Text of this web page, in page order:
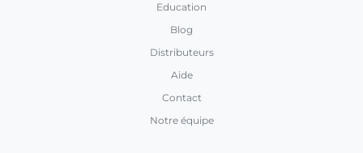
Education
Blog
Distributeurs
Aide
Contact
Notre équipe